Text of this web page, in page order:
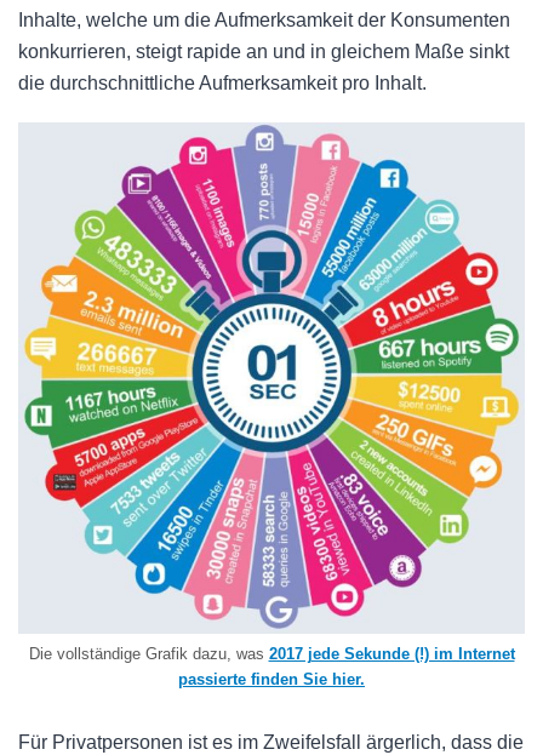
Inhalte, welche um die Aufmerksamkeit der Konsumenten
konkurrieren, steigt rapide an und in gleichem Maße sinkt
die durchschnittliche Aufmerksamkeit pro Inhalt.
Die vollständige Grafik dazu, was 2017 jede Sekunde (!) im Internet
passierte finden Sie hier.
Für Privatpersonen ist es im Zweifelsfall ärgerlich, dass die